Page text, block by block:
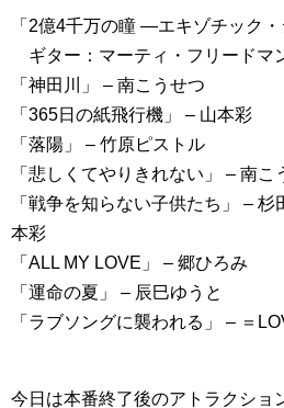
「2億4千万の瞳 ―エキゾチック
ギター：マーティ・フリードマ
「神田川」 – 南こうせつ
「365日の紙飛行機」 – 山本彩
「落陽」 – 竹原ピストル
「悲しくてやりきれない」 – 南
「戦争を知らない子供たち」 –
本彩
「ALL MY LOVE」 – 郷ひろみ
「運命の夏」 – 辰巳ゆうと
「ラブソングに襲われる」 – ＝
今日は本番終了後のアトラクショ